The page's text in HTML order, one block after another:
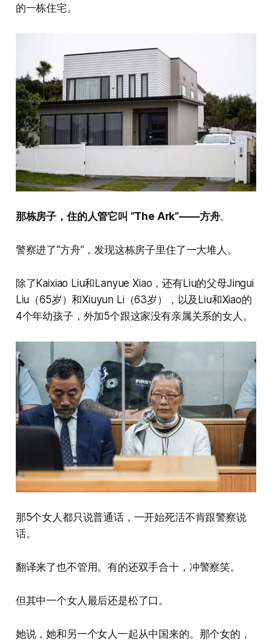
的一栋住宅。
那栋房子，住的人管它叫 “The Ark”——方舟。
警察进了“方舟”，发现这栋房子里住了一大堆人。
除了Kaixiao Liu和Lanyue Xiao，还有Liu的父母Jingui
Liu（65岁）和Xiuyun Li（63岁），以及Liu和Xiao的
4个年幼孩子，外加5个跟这家没有亲属关系的女人。
那5个女人都只说普通话，一开始死活不肯跟警察说
话。
翻译来了也不管用。有的还双手合十，冲警察笑。
但其中一个女人最后还是松了口。
她说，她和另一个女人一起从中国来的。那个女的，